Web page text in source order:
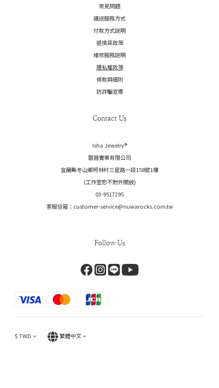
常見問題
運送服務方式
付款方式說明
退換貨政策
維修服務說明
隱私權政策
條款與細則
防詐騙宣導
Contact Us
Isha Jewelry®️
磐器實業有限公司
宜蘭縣冬山鄉柯林村三星路一段158號1樓
(工作室恕不對外開放)
03-9517295
客服信箱：customer-service@nuwarocks.com.tw
Follow Us
$ TWD 繁體中文